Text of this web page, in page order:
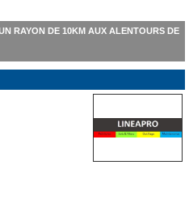
RAYON DE 10KM AUX ALENTOURS DE